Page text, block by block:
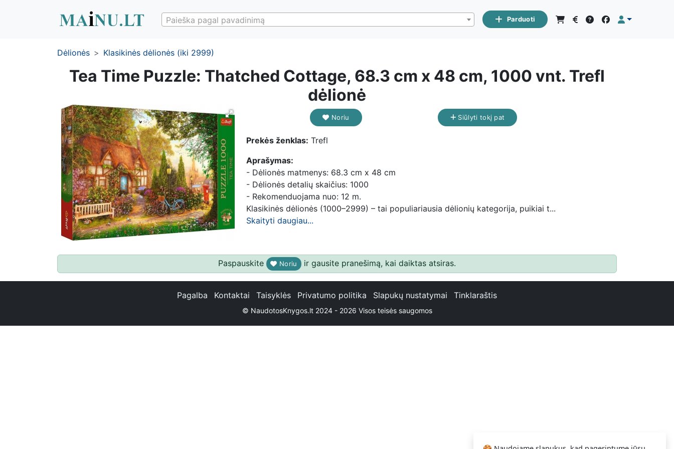
Paieška pagal pavadinimą Parduoti
Dėlionės Klasikinės dėlionės (iki 2999)
Tea Time Puzzle: Thatched Cottage, 68.3 cm x 48 cm, 1000 vnt. Trefl
dėlionė
Noriu Siūlyti tokį pat
Prekės ženklas: Trefl
Aprašymas:
- Dėlionės matmenys: 68.3 cm x 48 cm
- Dėlionės detalių skaičius: 1000
- Rekomenduojama nuo: 12 m.
Klasikinės dėlionės (1000–2999) – tai populiariausia dėlionių kategorija, puikiai t...
Skaityti daugiau...
Paspauskite Noriu ir gausite pranešimą, kai daiktas atsiras.
Pagalba Kontaktai Taisyklės Privatumo politika Slapukų nustatymai Tinklaraštis
© NaudotosKnygos.lt 2024 - 2026 Visos teisės saugomos